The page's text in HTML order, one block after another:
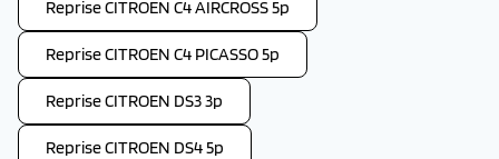
Reprise CITROEN C4 AIRCROSS 5p
Reprise CITROEN C4 PICASSO 5p
Reprise CITROEN DS3 3p
Reprise CITROEN DS4 5p